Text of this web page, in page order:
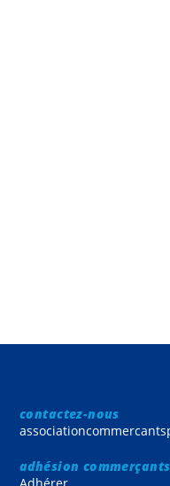
contactez-nous
adhésion commerçants